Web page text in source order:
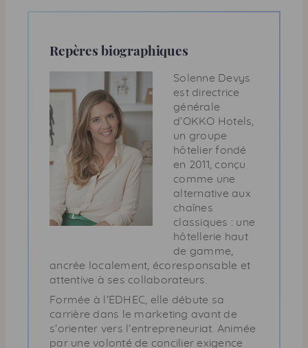
Repères biographiques
Solenne Devys
est directrice
générale
d’OKKO Hotels,
un groupe
hôtelier fondé
en 2011, conçu
comme une
alternative aux
chaînes
classiques : une
hôtellerie haut
de gamme,
ancrée localement, écoresponsable et
attentive à ses collaborateurs.
Formée à l’EDHEC, elle débute sa
carrière dans le marketing avant de
s’orienter vers l’entrepreneuriat. Animée
par une volonté de concilier exigence